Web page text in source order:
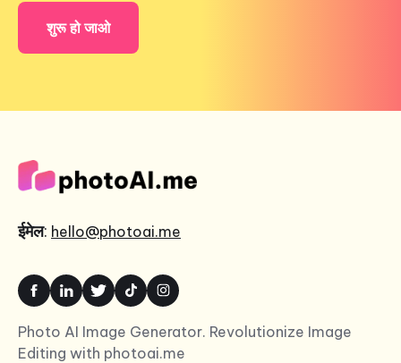
शुरू हो जाओ
ईमेल: hello@photoai.me
Photo AI Image Generator. Revolutionize Image
Editing with photoai.me